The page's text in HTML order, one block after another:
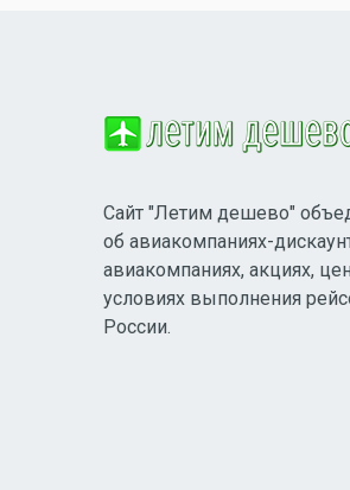
Сайт "Летим дешево"
об авиакомпаниях-
авиакомпаниях, акциях,
условиях выполнения
России.